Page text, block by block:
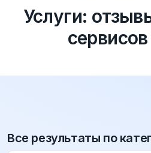
Услуги:
Все результаты по